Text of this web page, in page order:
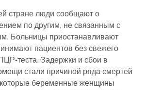
стране люди сообщают о
по другим, не связанным с
Больницы приостанавливают
пациентов без свежего
теста. Задержки и сбои в
стали причиной ряда смертей
беременные женщины